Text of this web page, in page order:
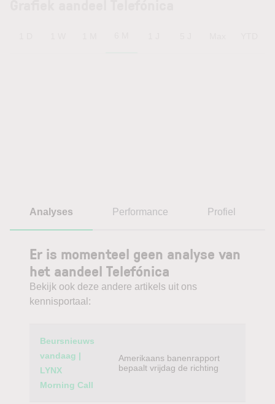
Analyses Performance Profiel
Er is momenteel geen analyse van
het aandeel Telefónica
Bekijk ook deze andere artikels uit ons
kennisportaal:
Category
Beursnieuws
vandaag |
LYNX
Morning Call
Amerikaans banenrapport
bepaalt vrijdag de richting